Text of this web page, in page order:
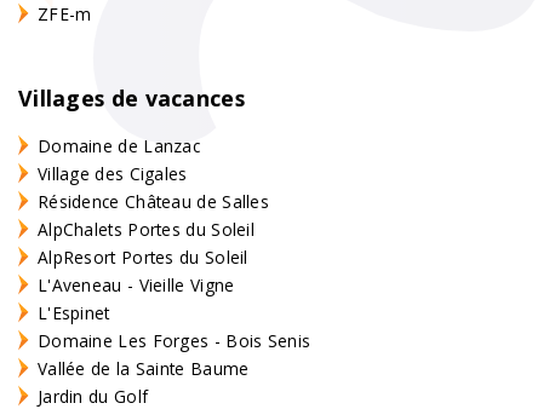
ZFE-m
Villages de vacances
Domaine de Lanzac
Village des Cigales
Résidence Château de Salles
AlpChalets Portes du Soleil
AlpResort Portes du Soleil
L'Aveneau - Vieille Vigne
L'Espinet
Domaine Les Forges - Bois Senis
Vallée de la Sainte Baume
Jardin du Golf